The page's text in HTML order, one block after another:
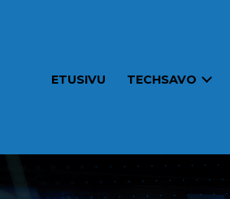
ETUSIVU TECHSAVO